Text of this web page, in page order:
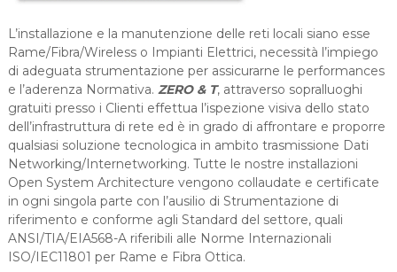
o
n
i
L’installazione e la manutenzione delle reti locali siano esse
Rame/Fibra/Wireless o Impianti Elettrici, necessità l’impiego
di adeguata strumentazione per assicurarne le performances
e l’aderenza Normativa. ZERO & T, attraverso sopralluoghi
gratuiti presso i Clienti effettua l’ispezione visiva dello stato
dell’infrastruttura di rete ed è in grado di affrontare e proporre
qualsiasi soluzione tecnologica in ambito trasmissione Dati
Networking/Internetworking. Tutte le nostre installazioni
Open System Architecture vengono collaudate e certificate
in ogni singola parte con l’ausilio di Strumentazione di
riferimento e conforme agli Standard del settore, quali
ANSI/TIA/EIA568-A riferibili alle Norme Internazionali
ISO/IEC11801 per Rame e Fibra Ottica.